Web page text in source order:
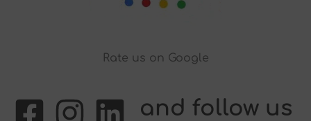
Rate us on Google
and follow us